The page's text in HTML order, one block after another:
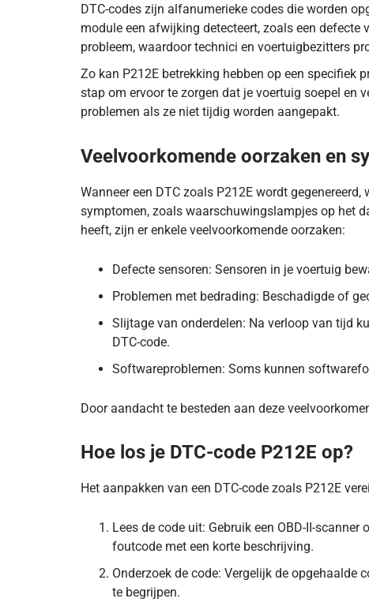
DTC-codes zijn alfanumerieke codes die worden
module een afwijking detecteert, zoals een defecte
probleem, waardoor technici en voertuigbezitters
Zo kan P212E betrekking hebben op een specifiek
stap om ervoor te zorgen dat je voertuig soepel en
problemen als ze niet tijdig worden aangepakt.
Veelvoorkomende oorzaken en
Wanneer een DTC zoals P212E wordt
symptomen, zoals waarschuwingslampjes op het
heeft, zijn er enkele veelvoorkomende oorzaken:
Defecte sensoren: Sensoren in je voertuig
Problemen met bedrading: Beschadigde of
Slijtage van onderdelen: Na verloop van tijd
DTC-code.
Softwareproblemen: Soms kunnen
Door aandacht te besteden aan deze
Hoe los je DTC-code P212E op?
Het aanpakken van een DTC-code zoals P212E
Lees de code uit: Gebruik een OBD-II-
foutcode met een korte beschrijving.
Onderzoek de code: Vergelijk de opgehaalde
te begrijpen.